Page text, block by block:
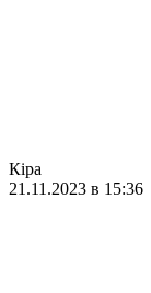
Кіра
21.11.2023 в 15:36